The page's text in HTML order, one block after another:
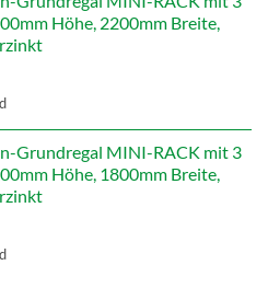
Höhe, 2200mm Breite,
Grundregal MINI-RACK mit 3
Höhe, 1800mm Breite,